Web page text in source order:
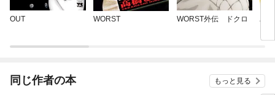
OUT WORST WORST外伝 ドクロ バ
同じ作者の本 もっと見る